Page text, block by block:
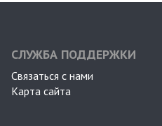
СЛУЖБА ПОДДЕРЖКИ
Связаться с нами
Карта сайта